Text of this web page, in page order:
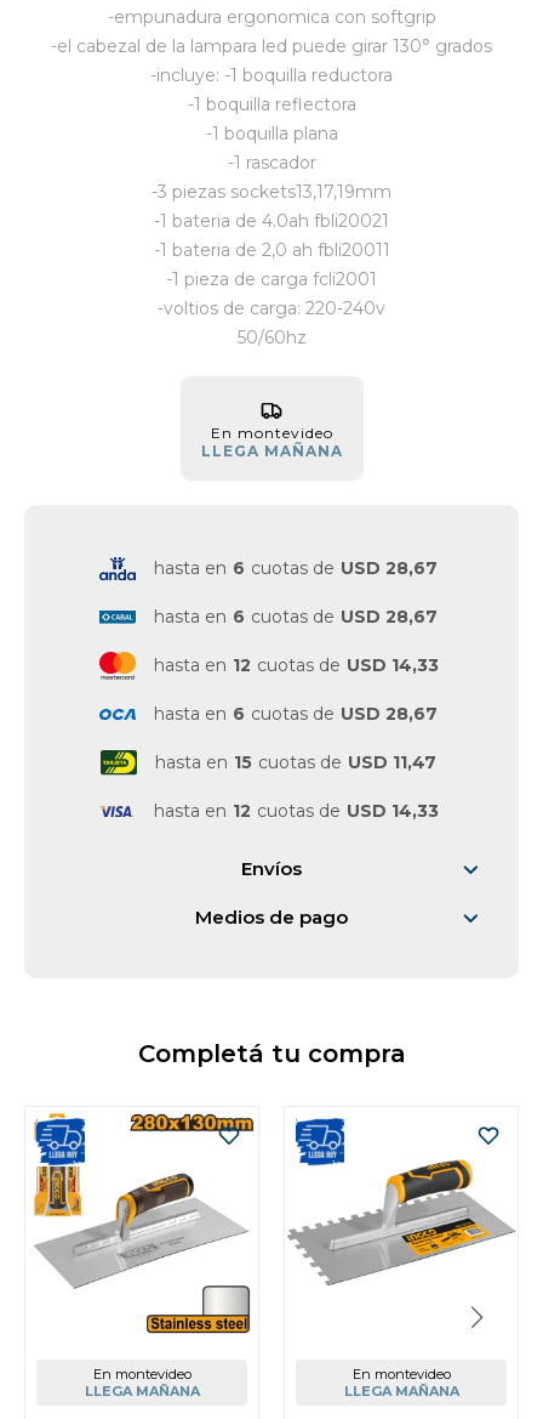
-empunadura ergonomica con softgrip
-el cabezal de la lampara led puede girar 130° grados
-incluye: -1 boquilla reductora
-1 boquilla reflectora
-1 boquilla plana
-1 rascador
-3 piezas sockets13,17,19mm
-1 bateria de 4.0ah fbli20021
-1 bateria de 2,0 ah fbli20011
-1 pieza de carga fcli2001
-voltios de carga: 220-240v
50/60hz
En montevideo
LLEGA MAÑANA
hasta en 6 cuotas de USD 28,67
hasta en 6 cuotas de USD 28,67
hasta en 12 cuotas de USD 14,33
hasta en 6 cuotas de USD 28,67
hasta en 15 cuotas de USD 11,47
hasta en 12 cuotas de USD 14,33
Envíos
Medios de pago
Completá tu compra
En montevideo
LLEGA MAÑANA
En montevideo
LLEGA MAÑANA